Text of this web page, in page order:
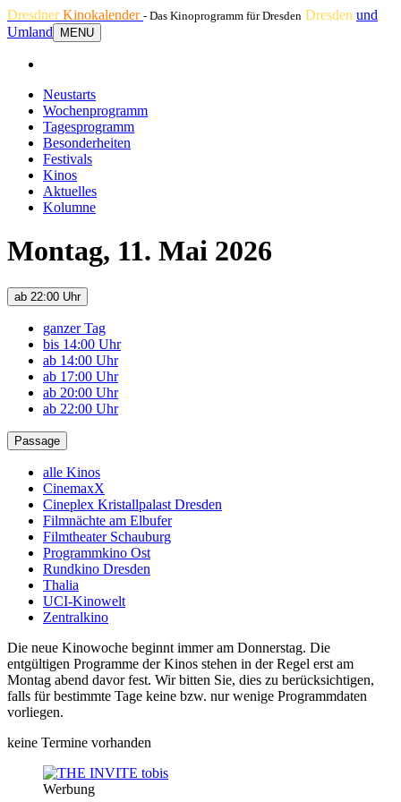
DresdnerKinokalender - Das Kinoprogramm für Dresden Dresden und
Umland
MENU
Neustarts
Wochenprogramm
Tagesprogramm
Besonderheiten
Festivals
Kinos
Aktuelles
Kolumne
Montag, 11. Mai 2026
ab 22:00 Uhr
ganzer Tag
bis 14:00 Uhr
ab 14:00 Uhr
ab 17:00 Uhr
ab 20:00 Uhr
ab 22:00 Uhr
Passage
alle Kinos
CinemaxX
Cineplex Kristallpalast Dresden
Filmnächte am Elbufer
Filmtheater Schauburg
Programmkino Ost
Rundkino Dresden
Thalia
UCI-Kinowelt
Zentralkino
Die neue Kinowoche beginnt immer am Donnerstag. Die
entgültigen Programme der Kinos stehen in der Regel erst am
Montag abend davor fest. Wir bitten Sie, dies zu berücksichtigen,
falls für bestimmte Tage keine bzw. nur wenige Programmdaten
vorliegen.
keine Termine vorhanden
Werbung